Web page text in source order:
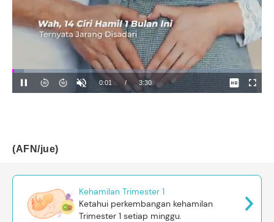
(AFN/jue)
Kehamilan Trimester 1
Ketahui perkembangan kehamilan
Trimester 1 setiap minggu.